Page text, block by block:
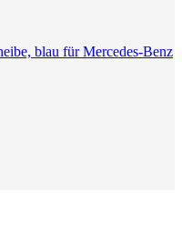
blau für Mercedes-Benz